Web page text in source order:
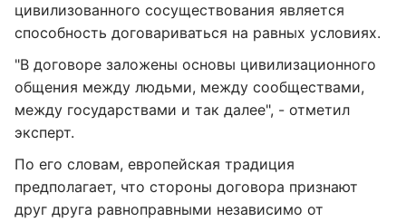
цивилизованного сосуществования является
способность договариваться на равных условиях.
"В договоре заложены основы цивилизационного
общения между людьми, между сообществами,
между государствами и так далее", - отметил
эксперт.
По его словам, европейская традиция
предполагает, что стороны договора признают
друг друга равноправными независимо от